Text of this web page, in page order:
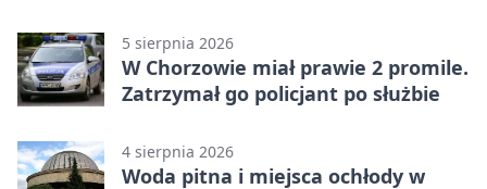
5 sierpnia 2026
W Chorzowie miał prawie 2 promile.
Zatrzymał go policjant po służbie
4 sierpnia 2026
Woda pitna i miejsca ochłody w